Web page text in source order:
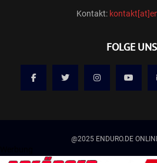
Kontakt:
FOLGE UNS
@2025 ENDURO.DE